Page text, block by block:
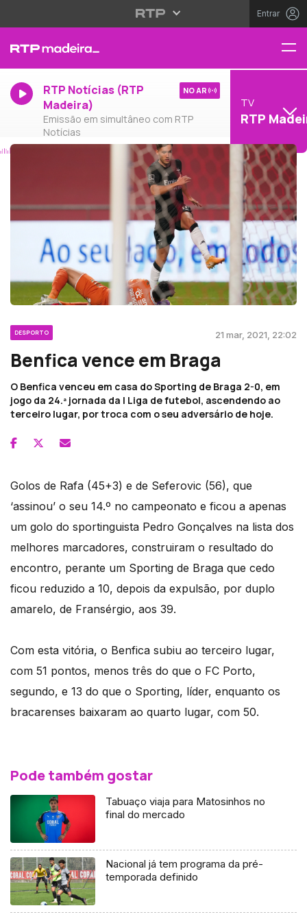
Entrar
RTP Notícias (RTP
Madeira)
Emissão em simultâneo com RTP
Notícias
NO AR
TV
RTP
DESPORTO 21 mar, 2021, 22:02
Benfica vence em Braga
O Benfica venceu em casa do Sporting de Braga 2-0, em
jogo da 24.ª jornada da I Liga de futebol, ascendendo ao
terceiro lugar, por troca com o seu adversário de hoje.
Golos de Rafa (45+3) e de Seferovic (56), que
‘assinou’ o seu 14.º no campeonato e ficou a apenas
um golo do sportinguista Pedro Gonçalves na lista dos
melhores marcadores, construiram o resultado do
encontro, perante um Sporting de Braga que cedo
ficou reduzido a 10, depois da expulsão, por duplo
amarelo, de Fransérgio, aos 39.
Com esta vitória, o Benfica subiu ao terceiro lugar,
com 51 pontos, menos três do que o FC Porto,
segundo, e 13 do que o Sporting, líder, enquanto os
bracarenses baixaram ao quarto lugar, com 50.
Pode também gostar
Tabuaço viaja para Matosinhos no
final do mercado
Nacional já tem programa da pré-
temporada definido